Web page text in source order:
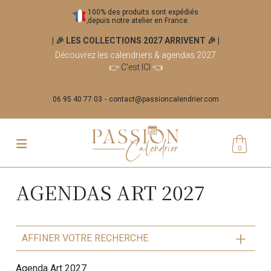
100% des produits sont expédiés
depuis notre atelier en France.
| 🎉 LES COLLECTIONS 2027 ARRIVENT 🎉
Découvrez les calendriers & agendas 2027
👉 C'est ICI 👈
06 95 40 77 03 contact@passioncalendrier.com
0
AGENDAS ART 2027
AFFINER VOTRE RECHERCHE
Agenda Art 2027